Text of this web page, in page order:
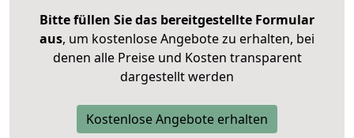
Bitte füllen Sie das bereitgestellte Formular
aus, um kostenlose Angebote zu erhalten, bei
denen alle Preise und Kosten transparent
dargestellt werden
Kostenlose Angebote erhalten